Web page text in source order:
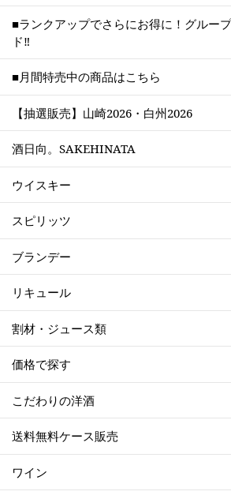
■ランクアップでさらにお得に！グルー
ド‼
■月間特売中の商品はこちら
【抽選販売】山崎2026・白州2026
酒日向。SAKEHINATA
ウイスキー
スピリッツ
ブランデー
リキュール
割材・ジュース類
価格で探す
こだわりの洋酒
送料無料ケース販売
ワイン